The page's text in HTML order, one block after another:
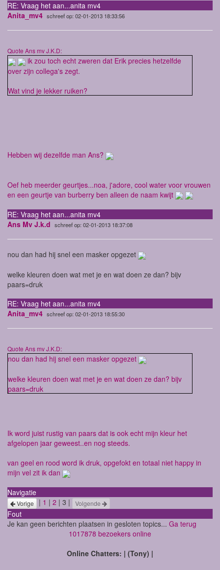
RE: Vraag het aan...anita mv4
Anita_mv4 schreef op: 02-01-2013 18:33:56
Quote Ans mv J.K.D:
ik zou toch echt zweren dat Erik precies hetzelfde
over zijn collega's zegt.
Wat vind je lekker ruiken?
Hebben wij dezelfde man Ans?
Oef heb meerder geurtjes...noa, j'adore, cool water voor vrouwen
en een geurtje van burberry ben alleen de naam kwijt
RE: Vraag het aan...anita mv4
Ans Mv J.k.d schreef op: 02-01-2013 18:37:08
nou dan had hij snel een masker opgezet
welke kleuren doen wat met je en wat doen ze dan? bijv
paars=druk
RE: Vraag het aan...anita mv4
Anita_mv4 schreef op: 02-01-2013 18:55:30
Quote Ans mv J.K.D:
nou dan had hij snel een masker opgezet
welke kleuren doen wat met je en wat doen ze dan? bijv
paars=druk
Ik word juist rustig van paars dat is ook echt mijn kleur het
afgelopen jaar geweest..en nog steeds.
van geel en rood word ik druk, opgefokt en totaal niet happy in
mijn vel zit ik dan
Navigatie
Vorige | 1 | 2 | 3 | Volgende
Fout
Je kan geen berichten plaatsen in gesloten topics... Ga terug
1017878 bezoekers online
Online Chatters: | (Tony) |